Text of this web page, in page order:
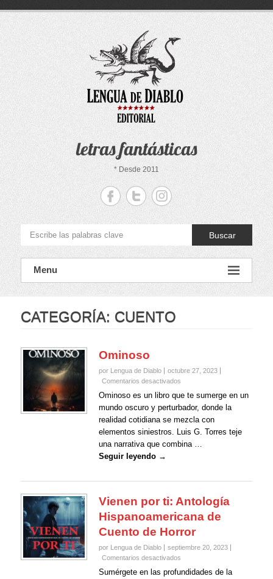
letras fantásticas
* Desde 2011
Buscar
Menu
CATEGORÍA: CUENTO
Ominoso
por Lengua de Diablo
octubre 27, 2023
Comentarios desactivadosen
Ominoso es un libro que te sumerge en un
mundo oscuro y perturbador, donde la
realidad cotidiana se mezcla con
elementos siniestros. Luis G. Torres teje
una narrativa que combina …
Seguir leyendo →
Vienen por ti: Antología
Hispanoamericana de
Cuento de Horror
por Lengua de Diablo
septiembre 20, 2023
Comentarios desactivadosen
Vienen
Sumérgete en las profundidades de la